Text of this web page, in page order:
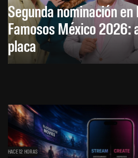
Segunda nominación en
Famosos México 2026:
placa
HACE 12 HORAS